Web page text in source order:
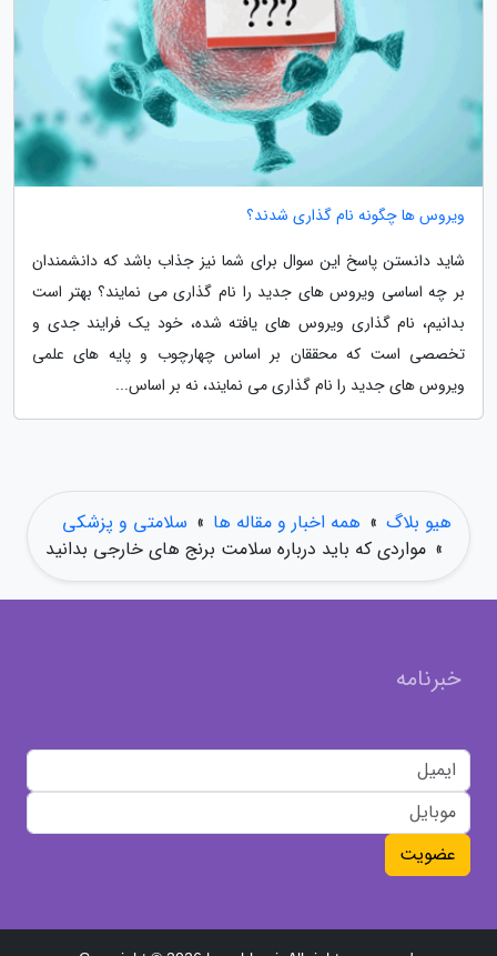
ویروس ها چگونه نام گذاری شدند؟
شاید دانستن پاسخ این سوال برای شما نیز جذاب باشد که دانشمندان
بر چه اساسی ویروس های جدید را نام گذاری می نمایند؟ بهتر است
بدانیم، نام گذاری ویروس های یافته شده، خود یک فرایند جدی و
تخصصی است که محققان بر اساس چهارچوب و پایه های علمی
ویروس های جدید را نام گذاری می نمایند، نه بر اساس...
هیو بلاگ » همه اخبار و مقاله ها » سلامتی و پزشکی
» مواردی که باید درباره سلامت برنج های خارجی بدانید
خبرنامه
عضویت